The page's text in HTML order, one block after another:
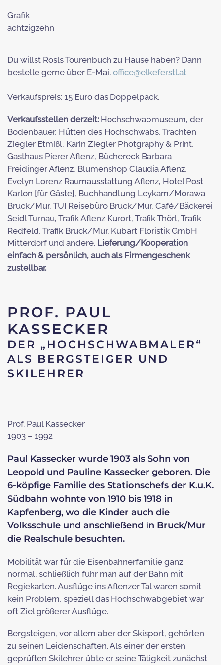
Grafik
achtzigzehn
Du willst Rosls Tourenbuch zu Hause haben? Dann
bestelle gerne über E-Mailoffice@elkeferstl.at
Verkaufspreis: 15 Euro das Doppelpack.
Verkaufsstellen derzeit: Hochschwabmuseum, der
Bodenbauer, Hütten des Hochschwabs, Trachten
Ziegler Etmißl, Karin Ziegler Photgraphy & Print,
Gasthaus Pierer Aflenz, Büchereck Barbara
Freidinger Aflenz, Blumenshop Claudia Aflenz,
Evelyn Lorenz Raumausstattung Aflenz, Hotel Post
Karlon [für Gäste], Buchhandlung Leykam/Morawa
Bruck/Mur, TUI Reisebüro Bruck/Mur, Café/Bäckerei
Seidl Turnau, Trafik Aflenz Kurort, Trafik Thörl, Trafik
Redfeld, Trafik Bruck/Mur, Kubart Floristik GmbH
Mitterdorf und andere. Lieferung/Kooperation
einfach & persönlich, auch als Firmengeschenk
zustellbar.
PROF. PAUL
KASSECKER
DER „HOCHSCHWABMALER“
ALS BERGSTEIGER UND
SKILEHRER
Prof. Paul Kassecker
1903 – 1992
Paul Kassecker wurde 1903 als Sohn von
Leopold und Pauline Kassecker geboren. Die
6-köpfige Familie des Stationschefs der K.u.K.
Südbahn wohnte von 1910 bis 1918 in
Kapfenberg, wo die Kinder auch die
Volksschule und anschließend in Bruck/Mur
die Realschule besuchten.
Mobilität war für die Eisenbahnerfamilie ganz
normal, schließlich fuhr man auf der Bahn mit
Regiekarten. Ausflüge ins Aflenzer Tal waren somit
kein Problem, speziell das Hochschwabgebiet war
oft Ziel größerer Ausflüge.
Bergsteigen, vor allem aber der Skisport, gehörten
zu seinen Leidenschaften. Als einer der ersten
geprüften Skilehrer übte er seine Tätigkeit zunächst